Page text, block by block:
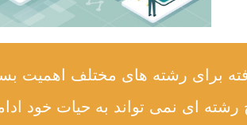
برای رشته های مختلف اهمیت
ای نمی تواند به حیات خود